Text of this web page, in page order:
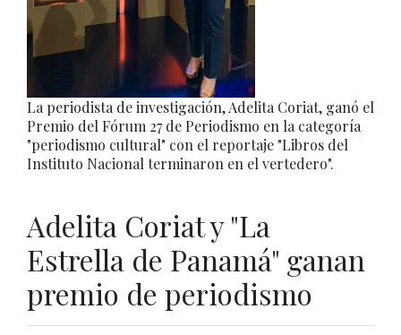
La periodista de investigación, Adelita Coriat, ganó el
Premio del Fórum 27 de Periodismo en la categoría
"periodismo cultural" con el reportaje "Libros del
Instituto Nacional terminaron en el vertedero".
Adelita Coriat y "La
Estrella de Panamá" ganan
premio de periodismo